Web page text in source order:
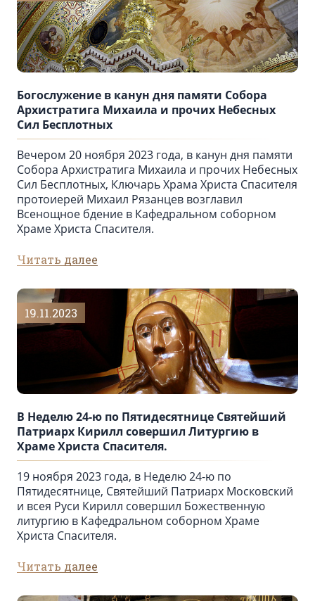
Богослужение в канун дня памяти Собора
Архистратига Михаила и прочих Небесных
Сил Бесплотных
Вечером 20 ноября 2023 года, в канун дня памяти
Собора Архистратига Михаила и прочих Небесных
Сил Бесплотных, Ключарь Храма Христа Спасителя
протоиерей Михаил Рязанцев возглавил
Всенощное бдение в Кафедральном соборном
Храме Христа Спасителя.
Читать далее
19.11.2023
В Неделю 24-ю по Пятидесятнице Святейший
Патриарх Кирилл совершил Литургию в
Храме Христа Спасителя.
19 ноября 2023 года, в Неделю 24-ю по
Пятидесятнице, Святейший Патриарх Московский
и всея Руси Кирилл совершил Божественную
литургию в Кафедральном соборном Храме
Христа Спасителя.
Читать далее